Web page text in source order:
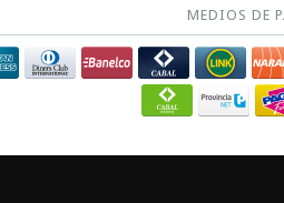
MEDIOS DE